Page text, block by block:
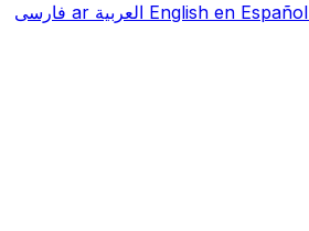
English en Español العربية ar فارسی